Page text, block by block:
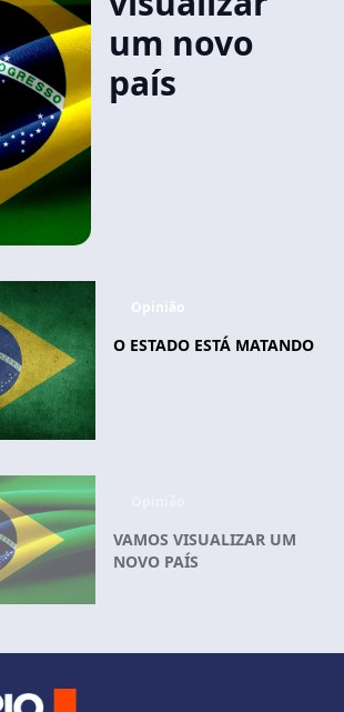
um novo
país
Opinião
O ESTADO ESTÁ MATANDO
VAMOS VISUALIZAR UM
NOVO PAÍS